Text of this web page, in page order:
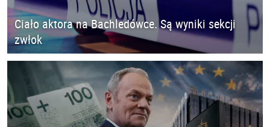
Ciało aktora na Bachledówce. Są wyniki sekcji
zwłok